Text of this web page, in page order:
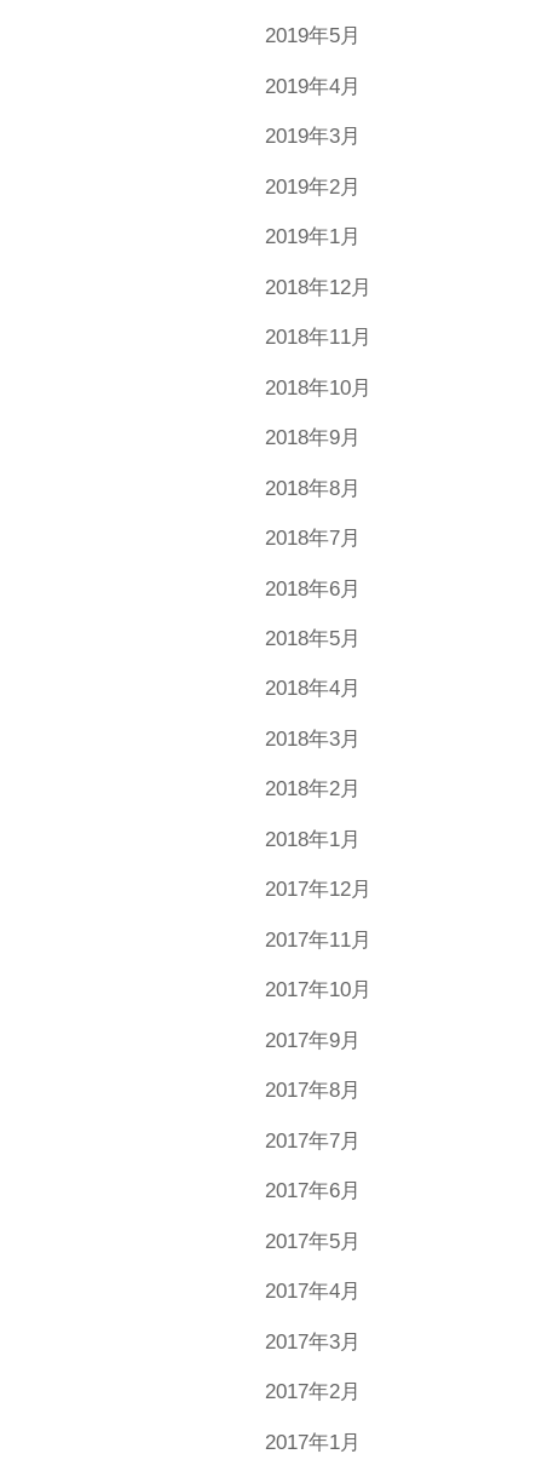
2019年5月
2019年4月
2019年3月
2019年2月
2019年1月
2018年12月
2018年11月
2018年10月
2018年9月
2018年8月
2018年7月
2018年6月
2018年5月
2018年4月
2018年3月
2018年2月
2018年1月
2017年12月
2017年11月
2017年10月
2017年9月
2017年8月
2017年7月
2017年6月
2017年5月
2017年4月
2017年3月
2017年2月
2017年1月